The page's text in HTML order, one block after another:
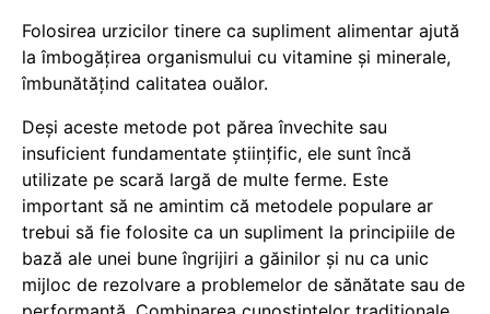
Folosirea urzicilor tinere ca supliment alimentar ajută
la îmbogățirea organismului cu vitamine și minerale,
îmbunătățind calitatea ouălor.
Deși aceste metode pot părea învechite sau
insuficient fundamentate științific, ele sunt încă
utilizate pe scară largă de multe ferme. Este
important să ne amintim că metodele populare ar
trebui să fie folosite ca un supliment la principiile de
bază ale unei bune îngrijiri a găinilor și nu ca unic
mijloc de rezolvare a problemelor de sănătate sau de